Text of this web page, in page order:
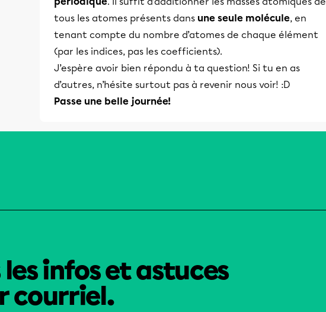
tous les atomes présents dans une seule molécule, en
tenant compte du nombre d’atomes de chaque élément
(par les indices, pas les coefficients).
J’espère avoir bien répondu à ta question! Si tu en as
d’autres, n’hésite surtout pas à revenir nous voir! :D
Passe une belle journée!
infos et astuces
courriel.